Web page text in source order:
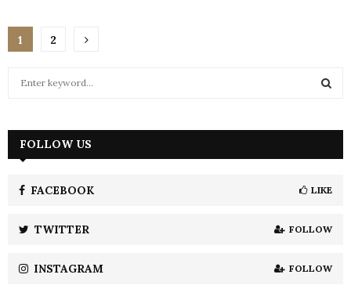
Posts
1 2
h
H
FOLLOW US
FACEBOOK LIKE
TWITTER FOLLOW
INSTAGRAM FOLLOW